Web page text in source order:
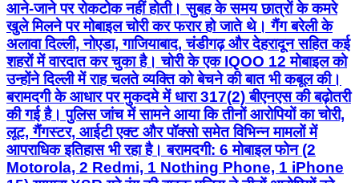
बरामदगी के आधार पर मुकदमे में धारा 317(2) बीएनएस की बढ़ोतरी
की गई है। पुलिस जांच में सामने आया कि तीनों आरोपियों का चोरी,
लूट, गैंगस्टर, आईटी एक्ट और पॉक्सो समेत विभिन्न मामलों में
आपराधिक इतिहास भी रहा है। बरामदगी: 6 मोबाइल फोन (2
Motorola, 2 Redmi, 1 Nothing Phone, 1 iPhone
15) यामाहा XSR ग्रे रंग की बाइक पुलिस ने तीनों आरोपियों को
न्यायालय में पेश कर आगे की विधिक कार्रवाई शुरू कर दी है।
Bareilly news Live #Bareillypolice #Viralpost
Bareilly, Bareilly | Aug 5, 2026